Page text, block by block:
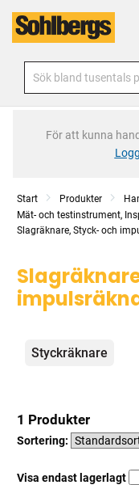
För att kunna
Start Produkter
Mät- och testinstrument,
Slagräknare, Styck- och
Kategorier
Styckräknare
1 Produkter
Sortering:
Visa endast lagerlagt